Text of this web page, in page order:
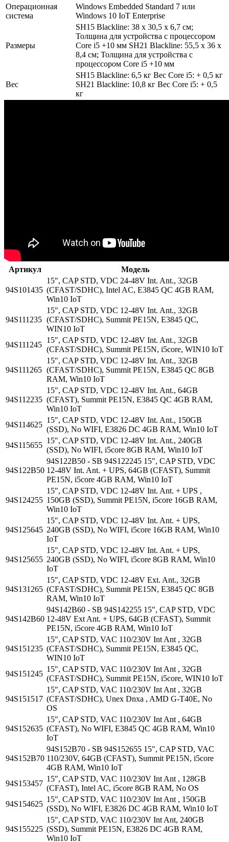
Операционная
система
Windows Embedded Standard 7 или
Windows 10 IoT Enterprise
Размеры
SH15 Blackline: 38 x 30,5 x 6,7 см;
Толщина для устройства с процессором
Core i5 +10 мм SH21 Blackline: 55,5 x 36 x
8,4 см; Толщина для устройства с
процессором Core i5 +10 мм
Вес
SH15 Blackline: 6,5 кг Вес Core i5: + 0,5 кг
SH21 Blackline: 10,8 кг Вес Core i5: + 0,5
кг
Артикул Модель
94S101435
15", CAP STD, VDC 24-48V Int. Ant., 32GB
(CFAST/SDHC), Intel AC, E3845 QC 4GB RAM,
Win10 IoT
94S111235
15", CAP STD, VDC 12-48V Int. Ant., 32GB
(CFAST/SDHC), Summit PE15N, E3845 QC,
WIN10 IoT
94S111245
15", CAP STD, VDC 12-48V Int. Ant., 32GB
(CFAST/SDHC), Summit PE15N, i5core, WIN10 IoT
94S111265
15", CAP STD, VDC 12-48V Int. Ant., 32GB
(CFAST/SDHC), Summit PE15N, E3845 QC 8GB
RAM, Win10 IoT
94S112235
15", CAP STD, VDC 12-48V Int. Ant., 64GB
(CFAST), Summit PE15N, E3845 QC 4GB RAM,
Win10 IoT
94S114625
15", CAP STD, VDC 12-48V Int. Ant., 150GB
(SSD), No WIFI, E3826 DC 4GB RAM, Win10 IoT
94S115655
15", CAP STD, VDC 12-48V Int. Ant., 240GB
(SSD), No WIFI, i5core 8GB RAM, Win10 IoT
94S122B50
94S122B50 - SB 94S122245 15", CAP STD, VDC
12-48V Int. Ant. + UPS, 64GB (CFAST), Summit
PE15N, i5core 4GB RAM, Win10 IoT
94S124255
15", CAP STD, VDC 12-48V Int. Ant. + UPS ,
150GB (SSD), Summit PE15N, i5core 16GB RAM,
Win10 IoT
94S125645
15", CAP STD, VDC 12-48V Int. Ant. + UPS,
240GB (SSD), No WIFI, i5core 16GB RAM, Win10
IoT
94S125655
15", CAP STD, VDC 12-48V Int. Ant. + UPS,
240GB (SSD), No WIFI, i5core 8GB RAM, Win10
IoT
94S131265
15", CAP STD, VDC 12-48V Ext. Ant., 32GB
(CFAST/SDHC), Summit PE15N, E3845 QC 8GB
RAM, Win10 IoT
94S142B60
94S142B60 - SB 94S142255 15", CAP STD, VDC
12-48V Ext Ant. + UPS, 64GB (CFAST), Summit
PE15N, i5core 4GB RAM, Win10 IoT
94S151235
15", CAP STD, VAC 110/230V Int Ant , 32GB
(CFAST/SDHC), Summit PE15N, E3845 QC,
WIN10 IoT
94S151245
15", CAP STD, VAC 110/230V Int Ant , 32GB
(CFAST/SDHC), Summit PE15N, i5core, WIN10 IoT
94S151517
15", CAP STD, VAC 110/230V Int Ant , 32GB
(CFAST/SDHC), Unex Dnxa , AMD G-T40E, No
OS
94S152635
15", CAP STD, VAC 110/230V Int Ant , 64GB
(CFAST), No WIFI, E3845 QC 4GB RAM, Win10
IoT
94S152B70
94S152B70 - SB 94S152655 15", CAP STD, VAC
110/230V, 64GB (CFAST), Summit PE15N, i5core
4GB RAM, Win10 IoT
94S153457
15", CAP STD, VAC 110/230V Int Ant , 128GB
(CFAST), Intel AC, i5core 8GB RAM, No OS
94S154625
15", CAP STD, VAC 110/230V Int Ant , 150GB
(SSD), No WIFI, E3826 DC 4GB RAM, Win10 IoT
94S155225
15", CAP STD, VAC 110/230V Int Ant, 240GB
(SSD), Summit PE15N, E3826 DC 4GB RAM,
Win10 IoT